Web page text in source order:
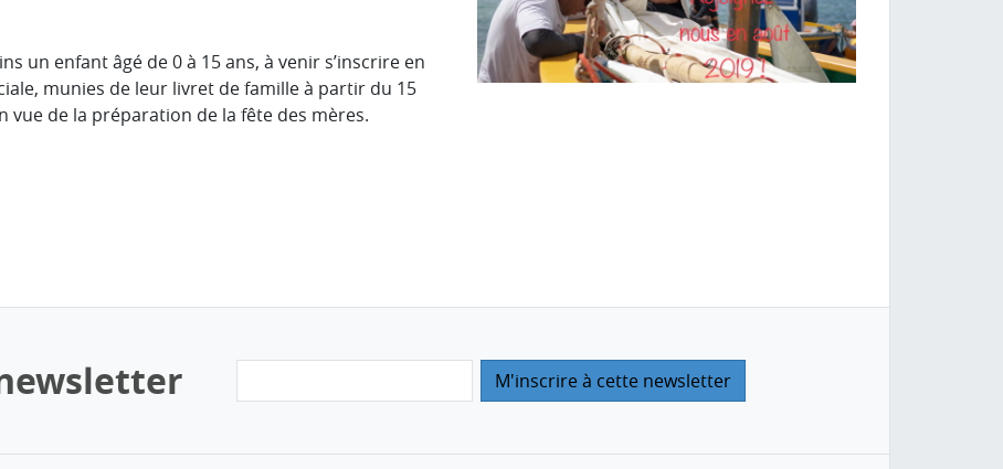
un enfant âgé de 0 à 15 ans, à venir s’inscrire en
munies de leur livret de famille à partir du 15
vue de la préparation de la fête des mères.